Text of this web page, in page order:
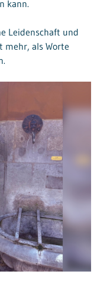
kann.
Leidenschaft und
mehr, als Worte